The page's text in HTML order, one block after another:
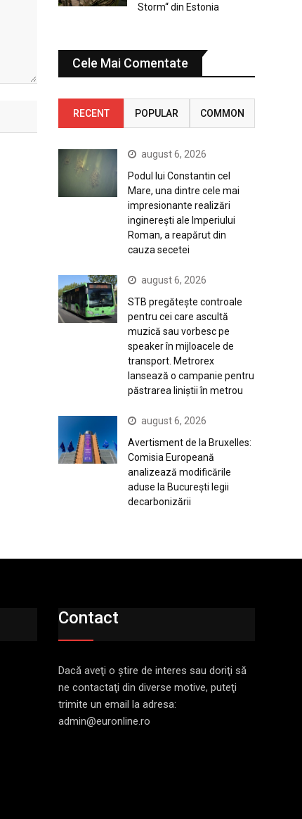
Storm“ din Estonia
Cele Mai Comentate
RECENT POPULAR COMMON
august 6, 2026
Podul lui Constantin cel
Mare, una dintre cele mai
impresionante realizări
inginerești ale Imperiului
Roman, a reapărut din
cauza secetei
august 6, 2026
STB pregătește controale
pentru cei care ascultă
muzică sau vorbesc pe
speaker în mijloacele de
transport. Metrorex
lansează o campanie pentru
păstrarea liniștii în metrou
august 6, 2026
Avertisment de la Bruxelles:
Comisia Europeană
analizează modificările
aduse la București legii
decarbonizării
Contact
Dacă aveţi o ştire de interes sau doriţi să
ne contactaţi din diverse motive, puteţi
trimite un email la adresa:
admin@euronline.ro